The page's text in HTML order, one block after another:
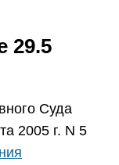
29.5
Суда
2005 г. N 5